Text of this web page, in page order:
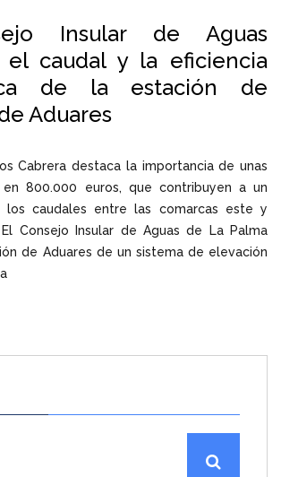
Insular de Aguas
el caudal y la eficiencia
de la estación de
Aduares
Cabrera destaca la importancia de unas
en 800.000 euros, que contribuyen a un
caudales entre las comarcas este y
Consejo Insular de Aguas de La Palma
de Aduares de un sistema de elevación